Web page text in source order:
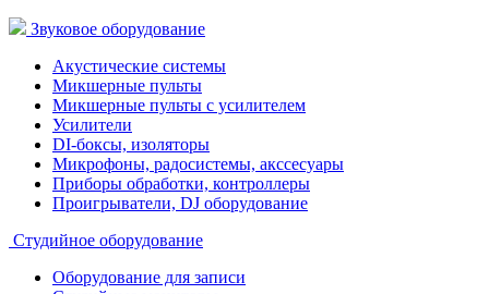
Звуковое оборудование
Акустические системы
Микшерные пульты
Микшерные пульты с усилителем
Усилители
DI-боксы, изоляторы
Микрофоны, радосистемы, акссесуары
Приборы обработки, контроллеры
Проигрыватели, DJ оборудование
Студийное оборудование
Оборудование для записи